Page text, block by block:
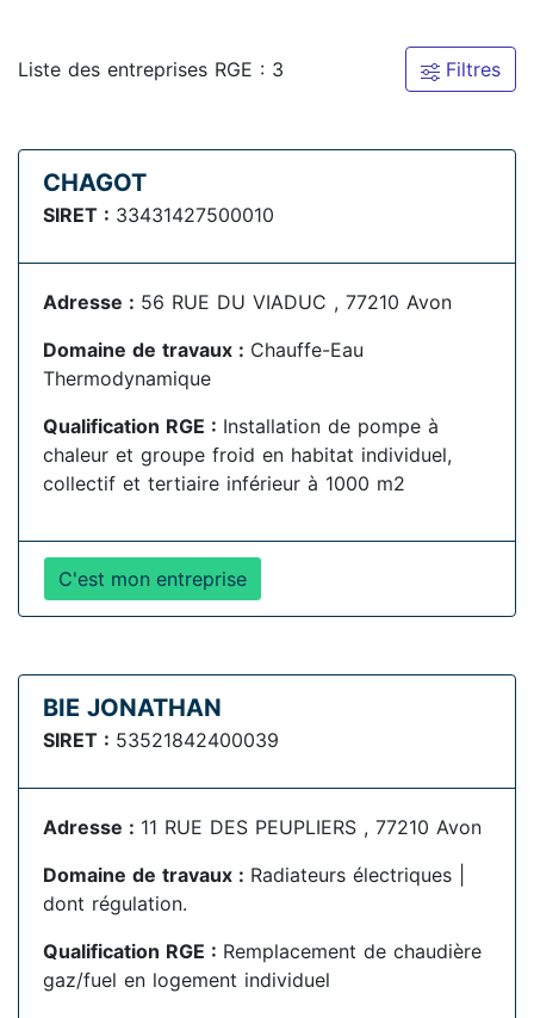
Liste des entreprises RGE : 3 Filtres
CHAGOT
SIRET : 33431427500010
Adresse : 56 RUE DU VIADUC , 77210 Avon
Domaine de travaux : Chauffe-Eau
Thermodynamique
Qualification RGE : Installation de pompe à
chaleur et groupe froid en habitat individuel,
collectif et tertiaire inférieur à 1000 m2
C'est mon entreprise
BIE JONATHAN
SIRET : 53521842400039
Adresse : 11 RUE DES PEUPLIERS , 77210 Avon
Domaine de travaux : Radiateurs électriques |
dont régulation.
Qualification RGE : Remplacement de chaudière
gaz/fuel en logement individuel